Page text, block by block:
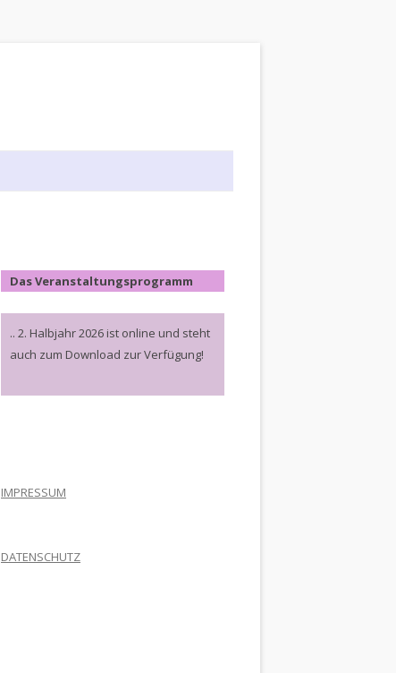
Das Veranstaltungsprogramm
.. 2. Halbjahr 2026 ist online und steht
auch zum Download zur Verfügung!
IMPRESSUM
DATENSCHUTZ